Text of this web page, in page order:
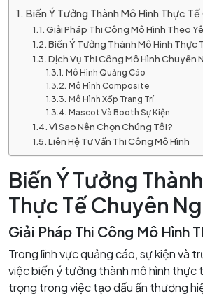
Biến Ý Tưởng Thành Mô Hình Thực
Giải Pháp Thi Công Mô Hình Theo
Biến Ý Tưởng Thành Mô Hình Thực
Dịch Vụ Thi Công Mô Hình Chuyên
Mô Hình Quảng Cáo
Mô Hình Composite
Mô Hình Xốp Trang Trí
Mascot Và Booth Sự Kiện
Vì Sao Nên Chọn Chúng Tôi?
Liên Hệ Tư Vấn Thi Công Mô Hình
Biến Ý Tưởng
Thực Tế Chuyên
Giải Pháp Thi Công Mô Hình
Trong lĩnh vực quảng cáo, sự kiện và
việc biến ý tưởng thành mô hình thực
trọng trong việc tạo dấu ấn thương